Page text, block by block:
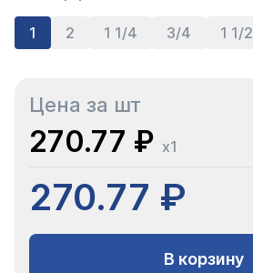
1 2 1 1/4 3/4 1 1/2
Цена за шт
270.77 ₽ x1
270.77 ₽
В корзину